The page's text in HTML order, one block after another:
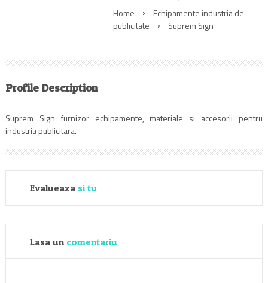
Home
Echipamente industria de
publicitate
Suprem Sign
Profile Description
Suprem Sign furnizor echipamente, materiale si accesorii pentru
industria publicitara.
Evalueaza si tu
Lasa un comentariu